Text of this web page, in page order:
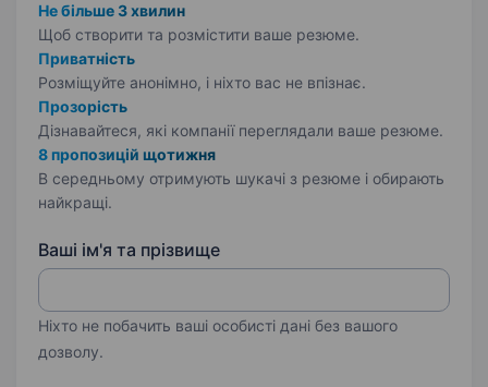
Не більше 3 хвилин
Щоб створити та розмістити ваше резюме.
Приватність
Розміщуйте анонімно, і ніхто вас не впізнає.
Прозорість
Дізнавайтеся, які компанії переглядали ваше резюме.
8 пропозицій щотижня
В середньому отримують шукачі з резюме і обирають
найкращі.
Ваші ім'я та прізвище
Ніхто не побачить ваші особисті дані без вашого
дозволу.